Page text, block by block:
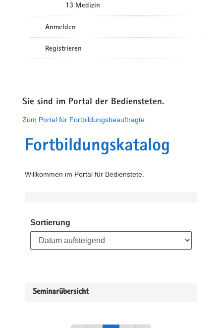
13 Medizin
Anmelden
Registrieren
Sie sind im Portal der Bediensteten.
Zum Portal für Fortbildungsbeauftragte
Fortbildungskatalog
Willkommen im Portal für Bedienstete.
Sortierung
Seminarübersicht